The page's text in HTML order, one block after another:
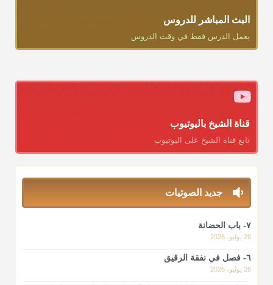
البث المباشر للدروس
يعمل الدرس فقط في وقت الدروس
قناة الشيخ باليوتيوب
تابع قناة الشيخ على اليوتيوب
جديد الصوتيات
٧- باب الحضانة
26 يوليو، 2026
٦- فصل في نفقة الرقيق
26 يوليو، 2026